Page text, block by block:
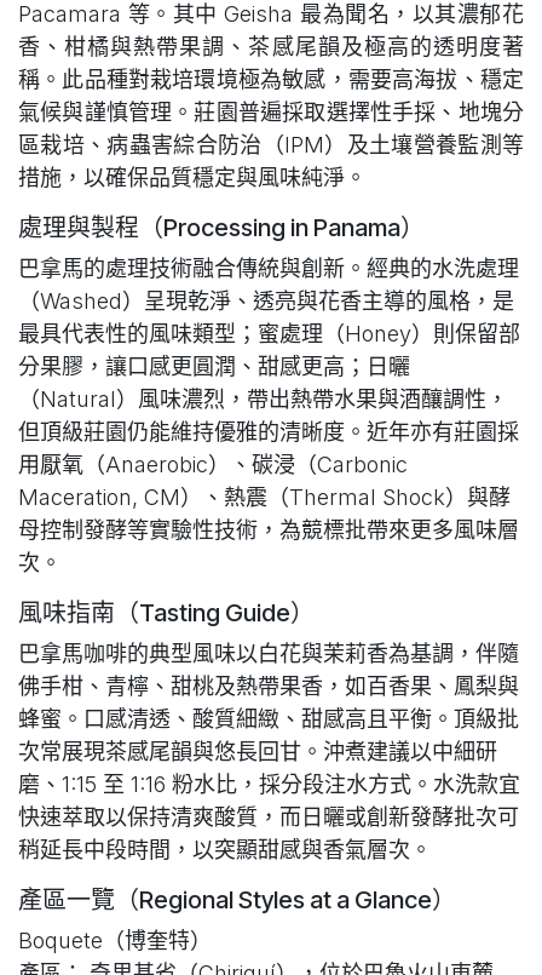
Pacamara 等。其中 Geisha 最為聞名，以其濃郁花
香、柑橘與熱帶果調、茶感尾韻及極高的透明度著
稱。此品種對栽培環境極為敏感，需要高海拔、穩定
氣候與謹慎管理。莊園普遍採取選擇性手採、地塊分
區栽培、病蟲害綜合防治（IPM）及土壤營養監測等
措施，以確保品質穩定與風味純淨。
處理與製程（Processing in Panama）
巴拿馬的處理技術融合傳統與創新。經典的水洗處理
（Washed）呈現乾淨、透亮與花香主導的風格，是
最具代表性的風味類型；蜜處理（Honey）則保留部
分果膠，讓口感更圓潤、甜感更高；日曬
（Natural）風味濃烈，帶出熱帶水果與酒釀調性，
但頂級莊園仍能維持優雅的清晰度。近年亦有莊園採
用厭氧（Anaerobic）、碳浸（Carbonic
Maceration, CM）、熱震（Thermal Shock）與酵
母控制發酵等實驗性技術，為競標批帶來更多風味層
次。
風味指南（Tasting Guide）
巴拿馬咖啡的典型風味以白花與茉莉香為基調，伴隨
佛手柑、青檸、甜桃及熱帶果香，如百香果、鳳梨與
蜂蜜。口感清透、酸質細緻、甜感高且平衡。頂級批
次常展現茶感尾韻與悠長回甘。沖煮建議以中細研
磨、1:15 至 1:16 粉水比，採分段注水方式。水洗款宜
快速萃取以保持清爽酸質，而日曬或創新發酵批次可
稍延長中段時間，以突顯甜感與香氣層次。
產區一覽（Regional Styles at a Glance）
Boquete（博奎特）